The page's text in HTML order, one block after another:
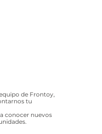
de Frontoy,
tu
conocer nuevos